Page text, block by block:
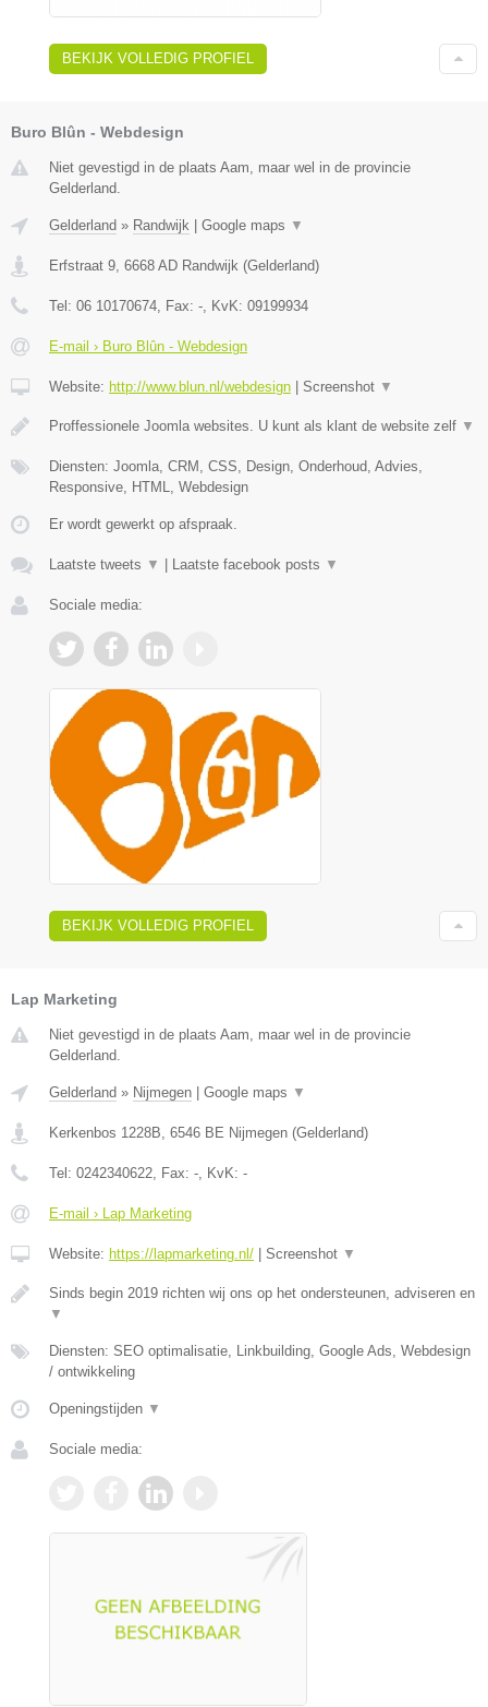
BEKIJK VOLLEDIG PROFIEL
Buro Blûn - Webdesign
Niet gevestigd in de plaats Aam, maar wel in de provincie
Gelderland.
Gelderland » Randwijk | Google maps ▼
Erfstraat 9 6668 AD Randwijk (Gelderland)
Tel: 06 10170674 , Fax: - , KvK: 09199934
E-mail › Buro Blûn - Webdesign
Website: http://www.blun.nl/webdesign | Screenshot ▼
Proffessionele Joomla websites. U kunt als klant de website zelf ▼
Diensten: Joomla, CRM, CSS, Design, Onderhoud, Advies,
Responsive, HTML, Webdesign
Er wordt gewerkt op afspraak.
Laatste tweets ▼ | Laatste facebook posts ▼
Sociale media:
BEKIJK VOLLEDIG PROFIEL
Lap Marketing
Niet gevestigd in de plaats Aam, maar wel in de provincie
Gelderland.
Gelderland » Nijmegen Google maps ▼
Kerkenbos 1228B, 6546 BE Nijmegen (Gelderland)
Tel: 0242340622, Fax: -, KvK: -
E-mail › Lap Marketing
Website: https://lapmarketing.nl/ Screenshot ▼
Sinds begin 2019 richten wij ons op het ondersteunen, adviseren en
▼
Diensten: SEO optimalisatie, Linkbuilding, Google Ads, Webdesign
/ ontwikkeling
Openingstijden ▼
Sociale media: